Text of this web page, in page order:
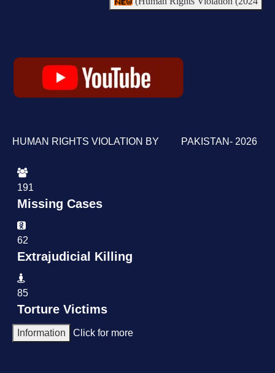
HUMAN RIGHTS VIOLATION BY PAKISTAN- 2026
191
Missing Cases
62
Extrajudicial Killing
85
Torture Victims
Click for more
Information